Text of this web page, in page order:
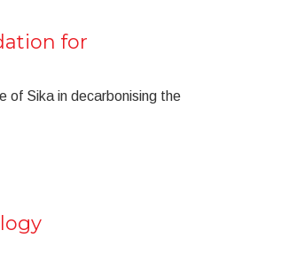
for
of Sika in decarbonising the